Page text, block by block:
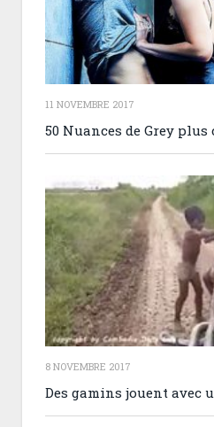
11 NOVEMBRE 2017
50 Nuances de Grey plus
8 NOVEMBRE 2017
Des gamins jouent avec